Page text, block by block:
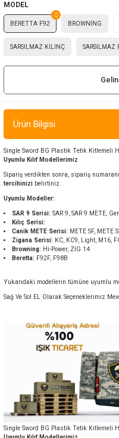
MODEL
BERETTA F92 BROWNİNG
SARSILMAZ KILINÇ SARSILMAZ
Ürün Bilgisi
Single Sword BG Plastik Tetik Kitlemeli
Uyumlu Kılıf Modellerimiz
Sipariş verdikten sonra, sipariş
tercihinizi belirtiniz.
Uyumlu Modeller:
SAR 9 Serisi: SAR 9, SAR 9 METE,
Kılıç Serisi:
Canik METE Serisi: METE SF, METE
Zigana Serisi: KC, KC9, Light, M16,
Browning: Hi-Power, ZİG 14
Beretta: F92F, F98B
Yukarıdaki modellerin tümüne uyumlu
Sağ Ve Sol EL Olarak Seçeneklerimiz
Single Sword BG Plastik Tetik Kitlemeli